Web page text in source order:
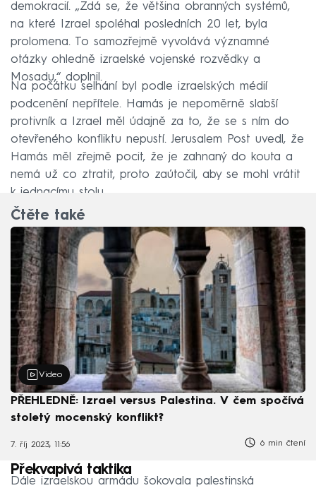
demokracií. „Zdá se, že většina obranných systémů,
na které Izrael spoléhal posledních 20 let, byla
prolomena. To samozřejmě vyvolává významné
otázky ohledně izraelské vojenské rozvědky a
Mosadu,“ doplnil.
Na počátku selhání byl podle izraelských médií
podcenění nepřítele. Hamás je nepoměrně slabší
protivník a Izrael měl údajně za to, že se s ním do
otevřeného konfliktu nepustí. Jerusalem Post uvedl, že
Hamás měl zřejmě pocit, že je zahnaný do kouta a
nemá už co ztratit, proto zaútočil, aby se mohl vrátit
k jednacímu stolu.
Čtěte také
Video
PŘEHLEDNĚ: Izrael versus Palestina. V čem spočívá
stoletý mocenský konflikt?
7. říj 2023, 11:56 6 min čtení
Překvapivá taktika
Dále izraelskou armádu šokovala palestinská